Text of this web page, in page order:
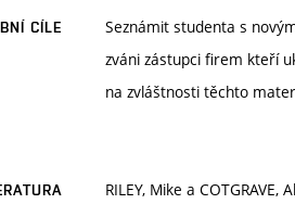
CÍLE
Seznámit studenta s
zváni zástupci firem kteří
na zvláštnosti těchto
RILEY, Mike a COTGRAVE,